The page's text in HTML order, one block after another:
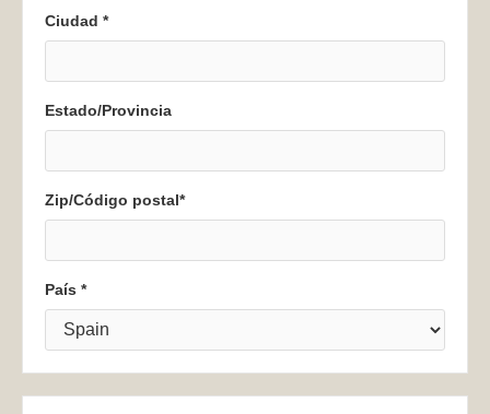
Ciudad *
Estado/Provincia
Zip/Código postal*
País *